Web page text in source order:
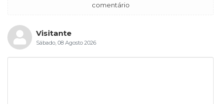
comentário
Visitante
Sábado, 08 Agosto 2026